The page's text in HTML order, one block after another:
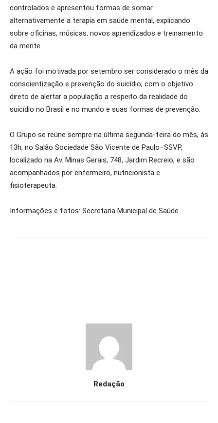
controlados e apresentou formas de somar
alternativamente a terapia em saúde mental, explicando
sobre oficinas, músicas, novos aprendizados e treinamento
da mente.
A ação foi motivada por setembro ser considerado o mês da
conscientização e prevenção do suicídio, com o objetivo
direto de alertar a população a respeito da realidade do
suicídio no Brasil e no mundo e suas formas de prevenção.
O Grupo se reúne sempre na última segunda-feira do mês, às
13h, no Salão Sociedade São Vicente de Paulo–SSVP,
localizado na Av. Minas Gerais, 748, Jardim Recreio, e são
acompanhados por enfermeiro, nutricionista e
fisioterapeuta.
Informações e fotos: Secretaria Municipal de Saúde
Redação